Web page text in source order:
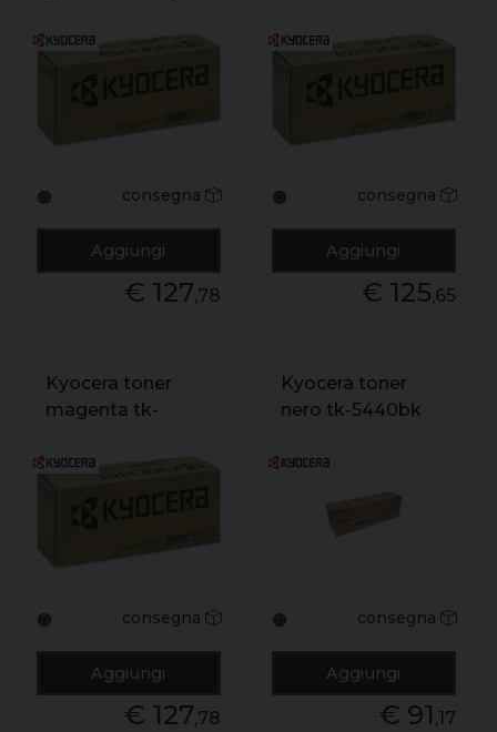
🟠 consegna
Aggiungi
€ 127,78
🟠 consegna
Aggiungi
€ 125,65
Kyocera toner
magenta tk-
🟠 consegna
Aggiungi
€ 127,78
Kyocera toner
nero tk-5440bk
🟠 consegna
Aggiungi
€ 91 ,17